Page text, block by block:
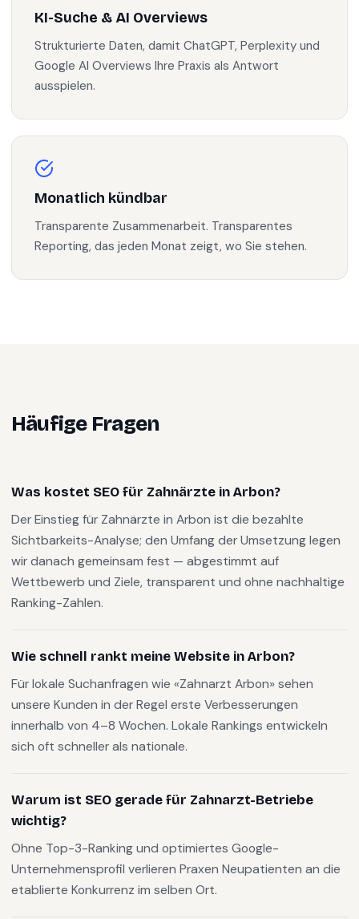
KI-Suche & AI Overviews
Strukturierte Daten, damit ChatGPT, Perplexity und
Google AI Overviews Ihre Praxis als Antwort
ausspielen.
Monatlich kündbar
Transparente Zusammenarbeit. Transparentes
Reporting, das jeden Monat zeigt, wo Sie stehen.
Häufige Fragen
Was kostet SEO für Zahnärzte in Arbon?
Der Einstieg für Zahnärzte in Arbon ist die bezahlte
Sichtbarkeits-Analyse; den Umfang der Umsetzung legen
wir danach gemeinsam fest — abgestimmt auf
Wettbewerb und Ziele, transparent und ohne nachhaltige
Ranking-Zahlen.
Wie schnell rankt meine Website in Arbon?
Für lokale Suchanfragen wie «Zahnarzt Arbon» sehen
unsere Kunden in der Regel erste Verbesserungen
innerhalb von 4–8 Wochen. Lokale Rankings entwickeln
sich oft schneller als nationale.
Warum ist SEO gerade für Zahnarzt-Betriebe
wichtig?
Ohne Top-3-Ranking und optimiertes Google-
Unternehmensprofil verlieren Praxen Neupatienten an die
etablierte Konkurrenz im selben Ort.